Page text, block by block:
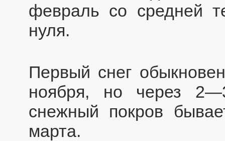
февраль со средней
нуля.
Первый снег
ноября, но через
снежный покров
марта.